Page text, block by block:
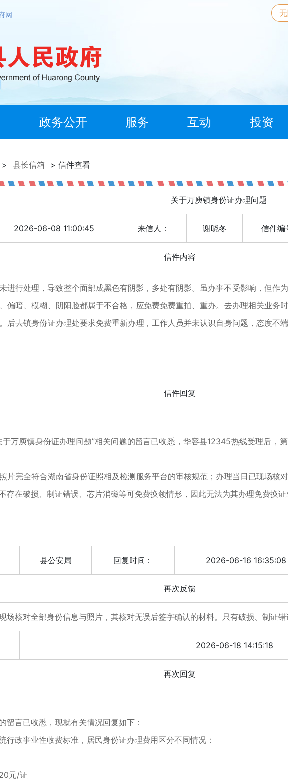
网
政务公开 服务 互动 投资
> 县长信箱 > 信件查看
关于万庾镇身份证办理问题
2026-06-08 11:00:45 来信人： 谢晓冬 信件编
信件内容
进行处理，导致整个面部成黑色有阴影，多处有阴影。虽办事不受影响，但作
偏暗、模糊、阴阳脸都属于不合格，应免费免费重拍、重办。去办理相关业务
后去镇身份证办理处要求免费重新办理，工作人员并未认识自身问题，态度不
信件回复
庾镇身份证办理问题”相关问题的留言已收悉，华容县12345热线受理后，
完全符合湖南省身份证照相及检测服务平台的审核规范；办理当日已现场核
存在破损、制证错误、芯片消磁等可免费换领情形，因此无法为其办理免费换证
县公安局 回复时间： 2026-06-16 16:35:08
再次反馈
场核对全部身份信息与照片，其核对无误后签字确认的材料。只有破损、制证
2026-06-18 14:15:18
再次回复
言已收悉，现就有关情况回复如下：
政事业性收费标准，居民身份证办理费用区分不同情况：
元/证